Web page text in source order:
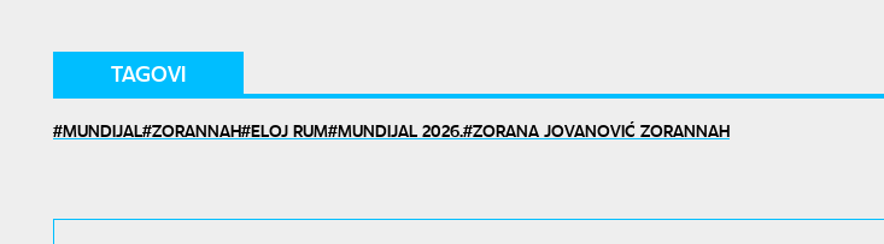
TAGOVI
MUNDIJAL ZORANNAH ELOJ RUM MUNDIJAL 2026. ZORANA JOVANOVIĆ ZORANNAH